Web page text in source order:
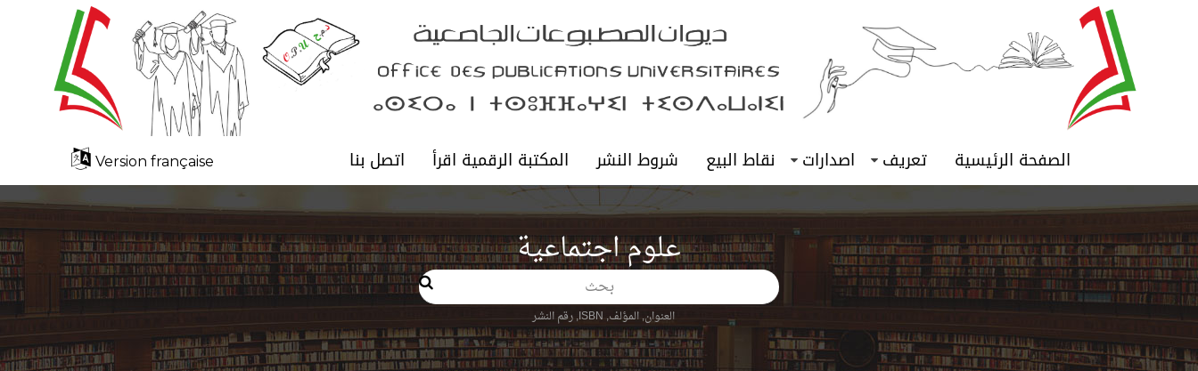
الصفحة الرئيسية تعريف اصدارات نقاط البيع شروط النشر المكتبة الرقمية اقرأ اتصل بنا Version française
علوم اجتماعية
بحث
العنوان, المؤلف, ISBN, رقم النشر